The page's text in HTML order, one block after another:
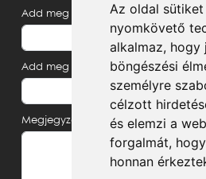
Az oldal sütiket
nyomkövető
alkalmaz, hogy
böngészési
személyre
célzott
és elemzi a
forgalmát,
honnan
Add meg a neved
Add meg az e-mail címed
Megjegyzés, üzenet